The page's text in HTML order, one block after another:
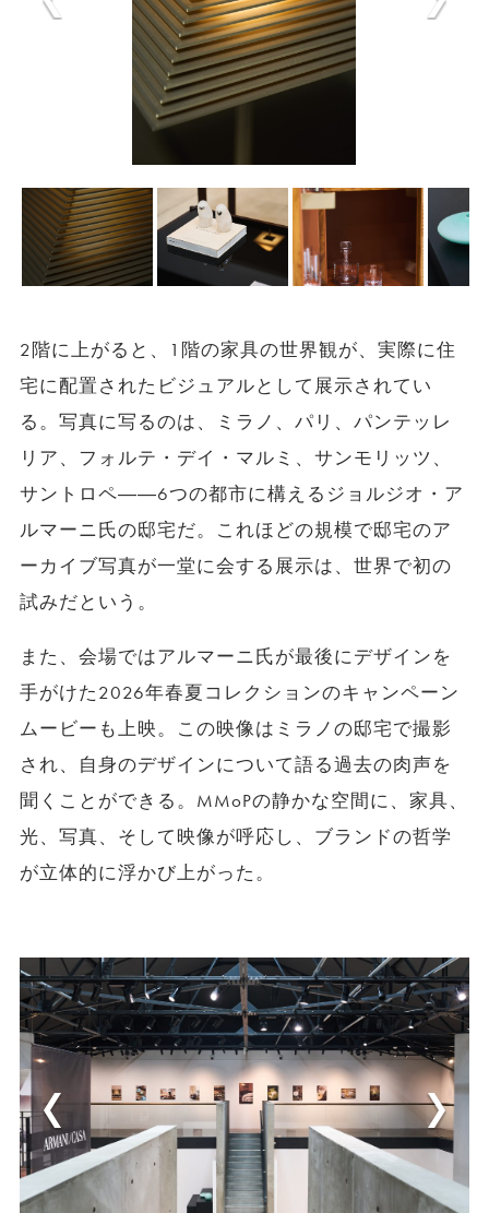
2階に上がると、1階の家具の世界観が、実際に住
宅に配置されたビジュアルとして展示されてい
る。写真に写るのは、ミラノ、パリ、パンテッレ
リア、フォルテ・デイ・マルミ、サンモリッツ、
サントロペ――6つの都市に構えるジョルジオ・ア
ルマーニ氏の邸宅だ。これほどの規模で邸宅のア
ーカイブ写真が一堂に会する展示は、世界で初の
試みだという。
また、会場ではアルマーニ氏が最後にデザインを
手がけた2026年春夏コレクションのキャンペーン
ムービーも上映。この映像はミラノの邸宅で撮影
され、自身のデザインについて語る過去の肉声を
聞くことができる。MMoPの静かな空間に、家具、
光、写真、そして映像が呼応し、ブランドの哲学
が立体的に浮かび上がった。